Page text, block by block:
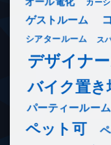
カー
ゲストルーム
シアタールーム ス
デザイナ
バイク置き
パーティールーム
ペット可